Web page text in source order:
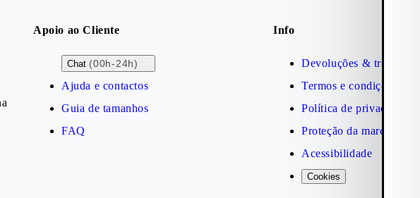
Apoio ao Cliente
Chat (00h-24h)
Ajuda e contactos
Guia de tamanhos
FAQ
Info
Devoluções & trocas
Termos e condições
Política de privacidade
Proteção da marca
Acessibilidade
Cookies